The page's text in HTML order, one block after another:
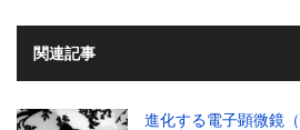
関連記事
進化する電子顕微鏡（